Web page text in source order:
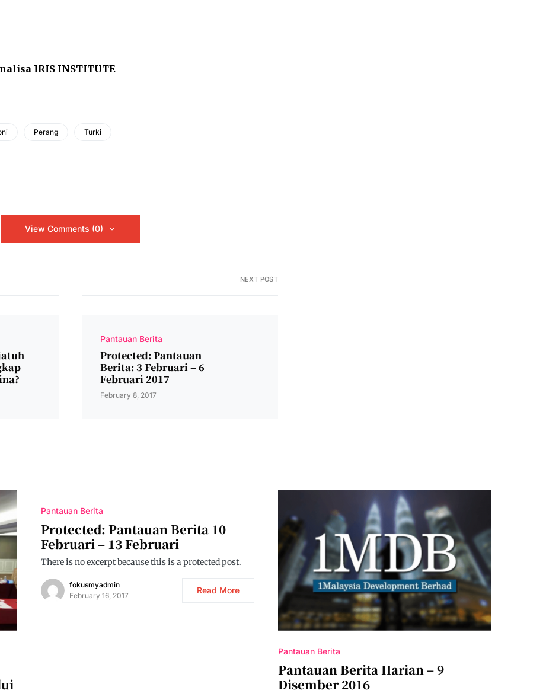
IRIS INSTITUTE
Perang Turki
View Comments (0)
NEXT POST
Pantauan Berita
Protected: Pantauan
Berita: 3 Februari – 6
Februari 2017
February 8, 2017
Pantauan Berita
Protected: Pantauan Berita 10
Februari – 13 Februari
There is no excerpt because this is a protected post.
fokusmyadmin
February 16, 2017
Read More
Pantauan Berita
Pantauan Berita Harian – 9
Disember 2016